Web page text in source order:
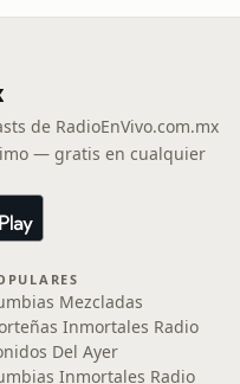
de RadioEnVivo.com.mx
— gratis en cualquier
Mezcladas
Inmortales Radio
Del Ayer
Inmortales Radio